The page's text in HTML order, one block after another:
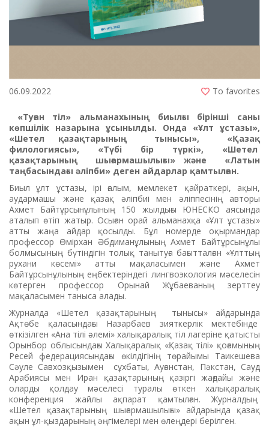
06.09.2022 To favorites
«Туған тіл» альманахының биылғы бірінші саны
көпшілік назарына ұсынылды. Онда «Ұлт ұстазы»,
«Шетел қазақтарының тынысы», «Қазақ
филологиясы», «Түбі бір түркі», «Шетел
қазақтарының шығармашылығы» және «Латын
таңбасындағы әліпби» деген айдарлар қамтылған.
Биыл ұлт ұстазы, ірі ғалым, мемлекет қайраткері, ақын,
аудармашы және қазақ әліпбиі мен әліппесінің авторы
Ахмет Байтұрсынұлының 150 жылдығы ЮНЕСКО аясында
аталып өтіп жатыр. Осыған орай альманахқа «Ұлт ұстазы»
атты жаңа айдар қосылды. Бұл номерде оқырмандар
профессор Өмірхан Әбдиманұлының Ахмет Байтұрсынұлы
болмысының бүтіндігін толық танытуға бағытталған «Ұлттың
рухани көсемі» атты мақаласымен және Ахмет
Байтұрсынұлының еңбектеріндегі лингвоэкология мәселесін
көтерген профессор Орынай Жұбаеваның зерттеу
мақаласымен таныса алады.
Журналда «Шетел қазақтарының тынысы» айдарында
Ақтөбе қаласындағы Назарбаев зияткерлік мектебінде
өткізілген «Ана тілі әлемі» халықаралық тіл лагеріне қатысты
Орынбор облысындағы Халықаралық «Қазақ тілі» қоғамының
Ресей федерациясындағы өкілдiгiнiң төрайымы Таикешева
Сəуле Савхозқызымен сұхбаты, Ауғанстан, Пәкстан, Сауд
Арабиясы мен Иран қазақтарының қазіргі жағдайы және
оларды қолдау мәселесі туралы өткен халықаралық
конференция жайлы ақпарат қамтылған. Журналдың
«Шетел қазақтарының шығармашылығы» айдарында қазақ
ақын ұл-қыздарының әңгімелері мен өлеңдері берілген.